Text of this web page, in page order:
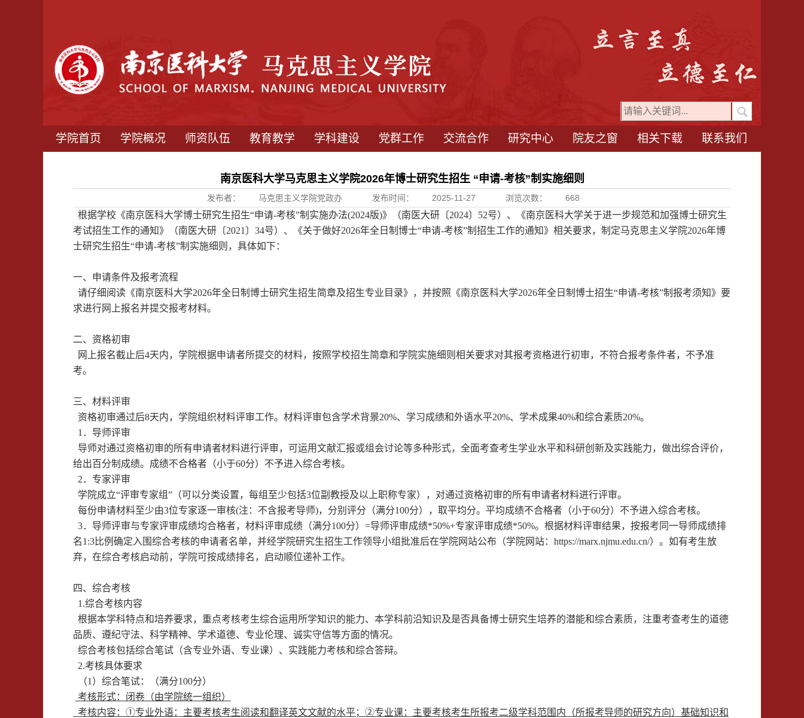
学院首页 学院概况 师资队伍 教育教学 学科建设 党群工作 交流合作 研究中心 院友之窗 相关下载 联系我们
南京医科大学马克思主义学院2026年博士研究生招生 “申请-考核”制实施细则
发布者： 马克思主义学院党政办 发布时间： 2025-11-27 浏览次数： 668
根据学校《南京医科大学博士研究生招生“申请-考核”制实施办法(2024版)》（南医大研〔2024〕 52号）、《南京医科大学关于进一步规范和加强博士研究生
考试招生工作的通知》（南医大研〔2021 〕 34号）、《关于做好2026年全日制博士“申请-考核”制招生工作的通知》相关要求，制定马克思主义学院2026年博
士研究生招生“申请-考核”制实施细则，具体如下：
一、申请条件及报考流程
请仔细阅读《南京医科大学2026年全日制博士研究生招生简章及招生专业目录》 ， 并按照《南京医科大学2026年全日制博士招生“申请-考核”制报考须知》要
求进行网上报名并提交报考材料。
二、 资格初审
网上报名截止后4天内， 学院根据申请者所提交的材料， 按照学校招生简章和学院实施细则相关要求对其报考资格进行初审，不符合报考条件者，不予准
考。
三、 材料评审
资格初审通过后8天内，学院组织材料评审工作。 材料评审包含学术背景20%、学习成绩和外语水平20%、学术成果40%和综合素质20%。
1 ．导师评审
导师对通过资格初审的所有申请者材料进行评审， 可运用文献汇报或组会讨论等多种形式，全面考查考生学业水平和科研创新及实践能力，做出综合评价，
给出百分制成绩。成绩不合格者（小于60分）不予进入综合考核。
2．专家评审
学院成立“评审专家组”（可以分类设置，每组至少包括3位副教授及以上职称专家），对通过资格初审的所有申请者材料进行评审。
每份申请材料至少由3位专家逐一审核(注：不含报考导师)，分别评分（满分100分），取平均分。平均成绩不合格者（小于60分）不予进入综合考核。
3．导师评审与专家评审成绩均合格者，材料评审成绩（满分100分） =导师评审成绩*50%+专家评审成绩*50%。根据材料评审结果，按报考同一导师成绩排
名1:3比例确定入围综合考核的申请者名单，并经学院研究生招生工作领导小组批准后在学院网站公布 （学院网站： https://marx.njmu.edu.cn/） 。如有考生放
弃，在综合考核启动前，学院可按成绩排名，启动顺位递补工作。
四、 综合考核
1.综合考核内容
根据本学科特点和培养要求，重点考核考生综合运用所学知识的能力、本学科前沿知识及是否具备博士研究生培养的潜能和综合素质，注重考查考生的道德
品质、遵纪守法、科学精神、学术道德、专业伦理、诚实守信等方面的情况。
综合考核包括综合笔试（含专业外语、专业课）、实践能力考核和综合答辩。
2.考核具体要求
（1 ）综合笔试：（满分100分）
考核形式：闭卷（由学院统一组织）
考核内容：①专业外语：主要考核考生阅读和翻译英文文献的水平；②专业课：主要考核考生所报考二级学科范围内（所报考导师的研究方向）基础知识和